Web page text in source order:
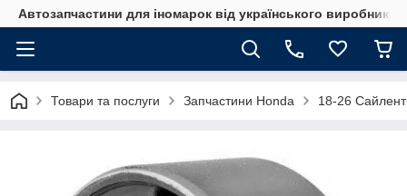
Автозапчастини для іномарок від українського виробника
Товари та послуги Запчастини Honda 18-26